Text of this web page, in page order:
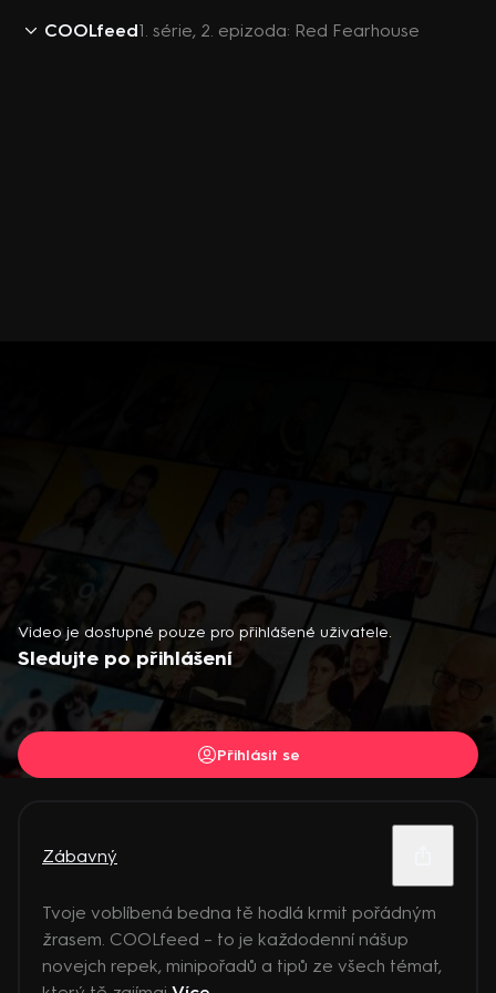
COOLfeed1. série, 2. epizoda: Red Fearhouse
Video je dostupné pouze pro přihlášené uživatele.
Sledujte po přihlášení
Přihlásit se
Zábavný
Tvoje voblíbená bedna tě hodlá krmit pořádným
žrasem. COOLfeed – to je každodenní nášup
novejch repek, minipořadů a tipů ze všech témat,